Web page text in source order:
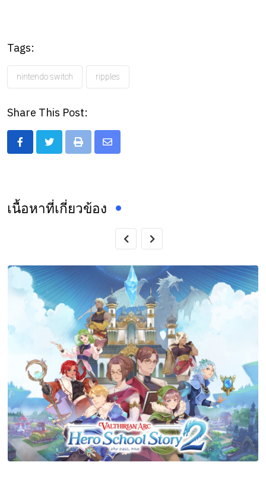
Tags:
nintendo switch ripples
Share This Post:
Print
Share
เนื้อหาที่เกี่ยวข้อง